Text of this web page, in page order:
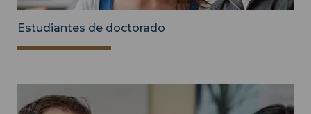
Estudiantes de doctorado